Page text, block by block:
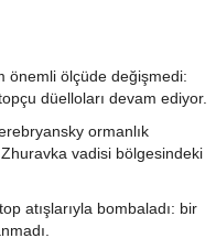
önemli ölçüde değişmedi:
düelloları devam ediyor.
ormanlık
Zhuravka vadisi bölgesindeki
atışlarıyla bombaladı: bir